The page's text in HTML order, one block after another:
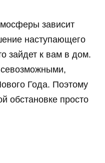
зависит
наступающего
зайдет к вам в дом.
Года. Поэтому
обстановке просто